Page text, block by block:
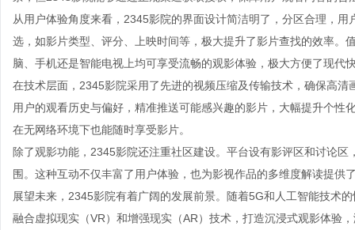
从用户体验角度来看，2345影院的界面设计简洁明了，分区合理，
选，如影片类型、评分、上映时间等，极大提升了影片查找的效率
脑、手机还是智能电视上均可享受流畅的观影体验，极大方便了现代
在技术层面，2345影院采用了先进的视频压缩及传输技术，确保高
用户的观看历史与偏好，精准推送可能感兴趣的影片，大幅提升个
在无网络环境下也能随时享受影片。
除了观影功能，2345影院还注重社区建设。平台设有影评区和讨论
围。这种互动不仅丰富了用户体验，也为影视作品的多维度解读提供
展望未来，2345影院有着广阔的发展前景。随着5G和人工智能技术
融合虚拟现实（VR）和增强现实（AR）技术，打造沉浸式观影体验